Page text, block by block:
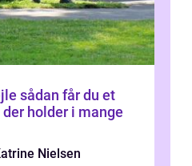
et
holder i mange
Nielsen